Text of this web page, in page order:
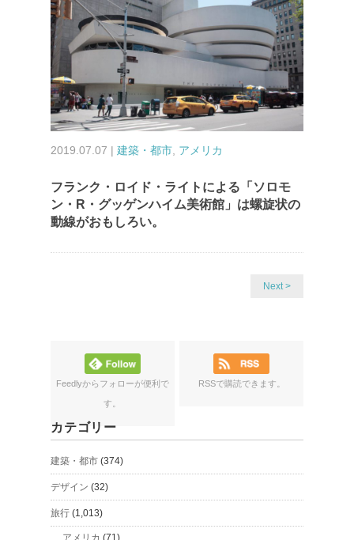
2019.07.07 | 建築・都市 アメリカ
フランク・ロイド・ライトによる「ソロモ
ン・R・グッゲンハイム美術館」は螺旋状の
動線がおもしろい。
Next >
Feedlyからフォローが便利で
す。
RSSで購読できます。
カテゴリー
建築・都市 (374)
デザイン (32)
旅行 (1,013)
アメリカ (71)